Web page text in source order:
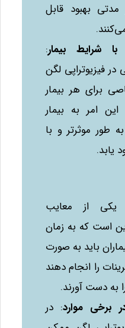
بهبود قابل
شرایط بیمار:
در فیزیوتراپی لگن
برای هر بیمار
امر به بیمار
طور موثرتر و با
یابد.
از معایب
است که به زمان
باید به صورت
را انجام دهند
به دست آورند.
برخی موارد: در